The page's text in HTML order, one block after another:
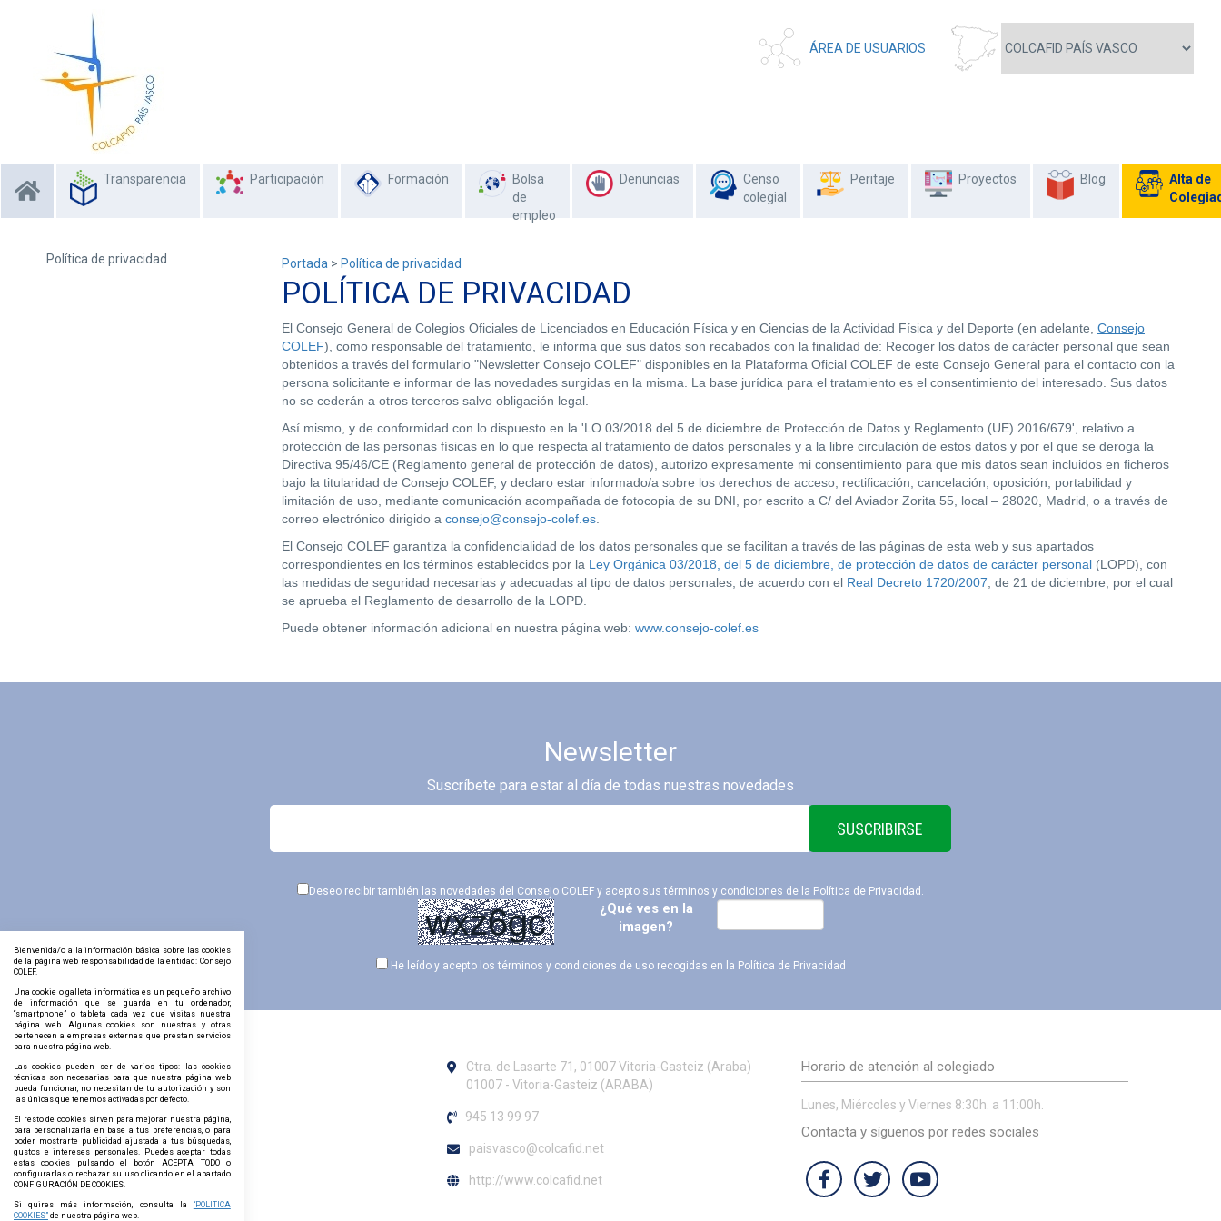
ÁREA DE USUARIOS
Transparencia Participación Formación
Bolsa
de
empleo
Denuncias
Censo
colegial
Peritaje Proyectos Blog
Alta de
Política de privacidad Portada > Política de privacidad
POLÍTICA DE PRIVACIDAD
El Consejo General de Colegios Oficiales de Licenciados en Educación Física y en Ciencias de la Actividad Física y del Deporte (en adelante, Consejo
COLEF), como responsable del tratamiento, le informa que sus datos son recabados con la finalidad de: Recoger los datos de carácter personal que sean
obtenidos a través del formulario "Newsletter Consejo COLEF" disponibles en la Plataforma Oficial COLEF de este Consejo General para el contacto con la
persona solicitante e informar de las novedades surgidas en la misma. La base jurídica para el tratamiento es el consentimiento del interesado. Sus datos
no se cederán a otros terceros salvo obligación legal.
Así mismo, y de conformidad con lo dispuesto en la 'LO 03/2018 del 5 de diciembre de Protección de Datos y Reglamento (UE) 2016/679', relativo a
protección de las personas físicas en lo que respecta al tratamiento de datos personales y a la libre circulación de estos datos y por el que se deroga la
Directiva 95/46/CE (Reglamento general de protección de datos), autorizo expresamente mi consentimiento para que mis datos sean incluidos en ficheros
bajo la titularidad de Consejo COLEF, y declaro estar informado/a sobre los derechos de acceso, rectificación, cancelación, oposición, portabilidad y
limitación de uso, mediante comunicación acompañada de fotocopia de su DNI, por escrito a C/ del Aviador Zorita 55, local – 28020, Madrid, o a través de
correo electrónico dirigido a consejo@consejo-colef.es
El Consejo COLEF garantiza la confidencialidad de los datos personales que se facilitan a través de las páginas de esta web y sus apartados
correspondientes en los términos establecidos por la Ley Orgánica 03/2018, del 5 de diciembre, de protección de datos de carácter personal (LOPD), con
las medidas de seguridad necesarias y adecuadas al tipo de datos personales, de acuerdo con el Real Decreto 1720/2007 , de 21 de diciembre, por el cual
se aprueba el Reglamento de desarrollo de la LOPD.
Puede obtener información adicional en nuestra página web: www.consejo-colef.es
Newsletter
Suscríbete para estar al día de todas nuestras novedades
SUSCRIBIRSE
Deseo recibir también las novedades del Consejo COLEF y acepto sus términos y condiciones de la Política de Privacidad .
¿Qué ves en la
imagen?
He leído y acepto los términos y condiciones de uso recogidas en la Política de Privacidad
Ctra. de Lasarte 71, 01007 Vitoria-Gasteiz (Araba)
01007 - Vitoria-Gasteiz (ARABA)
945 13 99 97
paisvasco@colcafid.net
http://www.colcafid.net
Horario de atención al colegiado
Lunes, Miércoles y Viernes 8:30h. a 11:00h.
Contacta y síguenos por redes sociales
Bienvenida/o a la información básica sobre las cookies
de la página web responsabilidad de la entidad: Consejo
COLEF.
Una cookie o galleta informática es un pequeño archivo
de información que se guarda en tu ordenador,
“smartphone” o tableta cada vez que visitas nuestra
página web. Algunas cookies son nuestras y otras
pertenecen a empresas externas que prestan servicios
para nuestra página web.
Las cookies pueden ser de varios tipos: las cookies
técnicas son necesarias para que nuestra página web
pueda funcionar, no necesitan de tu autorización y son
las únicas que tenemos activadas por defecto.
El resto de cookies sirven para mejorar nuestra página,
para personalizarla en base a tus preferencias, o para
poder mostrarte publicidad ajustada a tus búsquedas,
gustos e intereses personales. Puedes aceptar todas
estas cookies pulsando el botón ACEPTA TODO o
configurarlas o rechazar su uso clicando en el apartado
CONFIGURACIÓN DE COOKIES.
Si quires más información, consulta la “POLITICA
COOKIES” de nuestra página web.